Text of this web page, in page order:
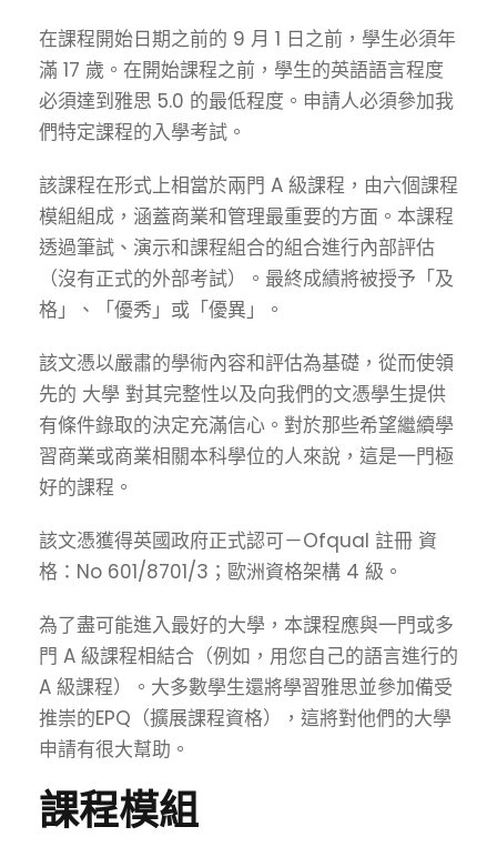
在課程開始日期之前的 9 月 1 日之前，學生必須年
滿 17 歲。在開始課程之前，學生的英語語言程度
必須達到雅思 5.0 的最低程度。申請人必須參加我
們特定課程的入學考試。
該課程在形式上相當於兩門 A 級課程，由六個課程
模組組成，涵蓋商業和管理最重要的方面。本課程
透過筆試、演示和課程組合的組合進行內部評估
（沒有正式的外部考試）。最終成績將被授予「及
格」、「優秀」或「優異」。
該文憑以嚴肅的學術內容和評估為基礎，從而使領
先的 大學 對其完整性以及向我們的文憑學生提供
有條件錄取的決定充滿信心。對於那些希望繼續學
習商業或商業相關本科學位的人來說，這是一門極
好的課程。
該文憑獲得英國政府正式認可－Ofqual 註冊 資
格：No 601/8701/3；歐洲資格架構 4 級。
為了盡可能進入最好的大學，本課程應與一門或多
門 A 級課程相結合（例如，用您自己的語言進行的
A 級課程）。大多數學生還將學習雅思並參加備受
推崇的EPQ（擴展課程資格），這將對他們的大學
申請有很大幫助。
課程模組